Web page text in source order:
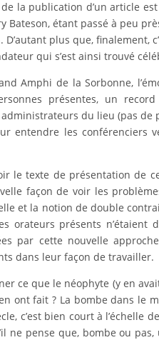
la publication d’un article
Bateson, étant passé à peu
D’autant plus que,
qui s’est ainsi trouvé
Amphi de la Sorbonne,
présentes, un
du lieu (pas de
entendre les conférenciers
le texte de présentation de
façon de voir les
et la notion de double
orateurs présents
par cette nouvelle
dans leur façon de travailler.
ce que le néophyte (y en
ont fait ? La bombe dans le
c’est bien court à l’échelle
ne pense que, bombe ou